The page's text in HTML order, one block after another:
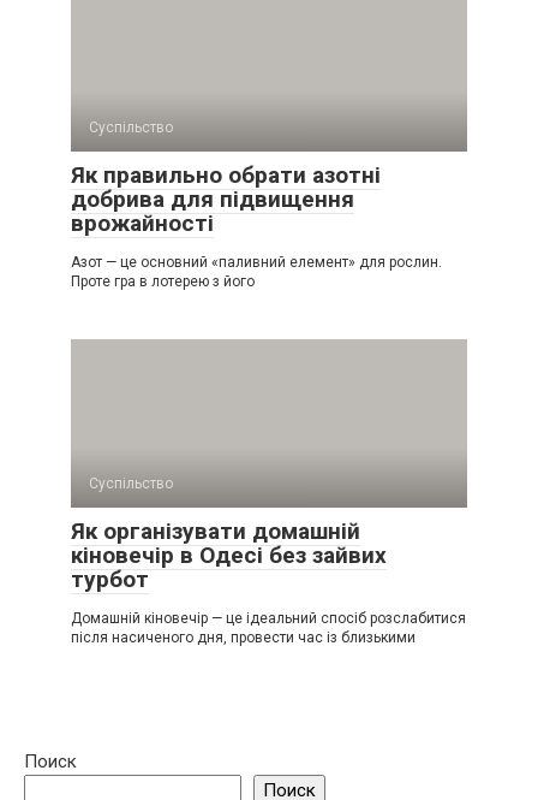
Суспільство
Як правильно обрати азотні
добрива для підвищення
врожайності
Азот — це основний «паливний елемент» для рослин.
Проте гра в лотерею з його
Суспільство
Як організувати домашній
кіновечір в Одесі без зайвих
турбот
Домашній кіновечір — це ідеальний спосіб розслабитися
після насиченого дня, провести час із близькими
Поиск
Поиск